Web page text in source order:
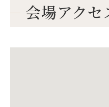
会場アクセ